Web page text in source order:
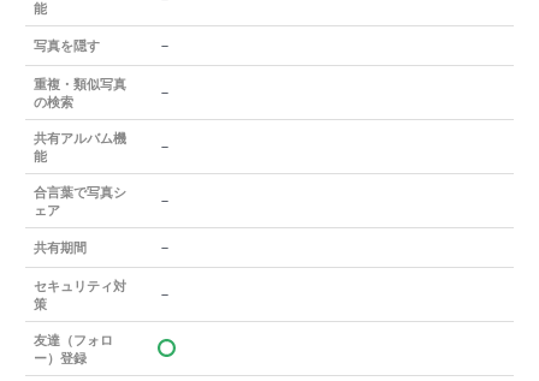
能
写真を隠す －
重複・類似写真
の検索
－
共有アルバム機
能
－
合言葉で写真シ
ェア
－
共有期間 －
セキュリティ対
策
－
友達（フォロ
ー）登録